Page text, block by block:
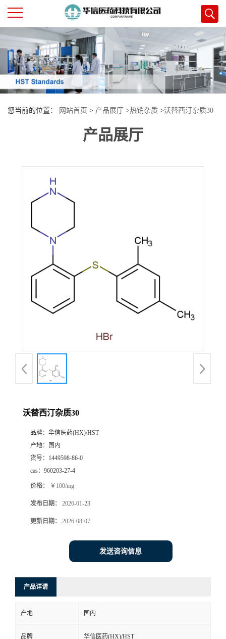
公
司
首
页
司
书
誉
方
您当前的位置： 网站首页 > 产品展厅 >热销杂质 >沃替西汀杂质30
产品展厅
沃替西汀杂质30
品牌： 华信医药(HX)/HST
产地：
国内
货号： 1449598-86-0
cas： 960203-27-4
价格： ￥100/mg
发布日期： 2026-01-23
更新日期： 2026-08-07
发送咨询信息
产品详请
产地 国内
品牌 华信医药(HX)/HST